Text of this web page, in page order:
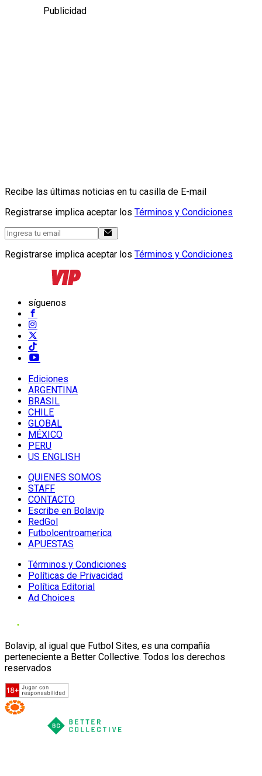
Publicidad
Recibe las últimas noticias en tu casilla de E-mail
Registrarse implica aceptar los Términos y Condiciones
Registrarse implica aceptar los Términos y Condiciones
síguenos
Ediciones
ARGENTINA
BRASIL
CHILE
GLOBAL
MÉXICO
PERU
US ENGLISH
QUIENES SOMOS
STAFF
CONTACTO
Escribe en Bolavip
RedGol
Futbolcentroamerica
APUESTAS
Términos y Condiciones
Políticas de Privacidad
Política Editorial
Ad Choices
Bolavip, al igual que Futbol Sites, es una compañía
perteneciente a Better Collective. Todos los derechos
reservados